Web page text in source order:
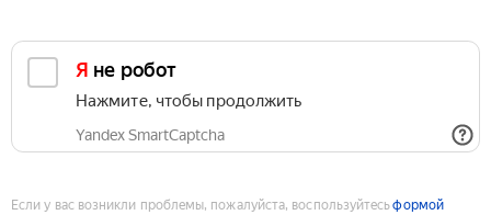
Я не робот
Нажмите, чтобы продолжить
Yandex SmartCaptcha
Если у вас возникли проблемы, пожалуйста, воспользуйтесьформой